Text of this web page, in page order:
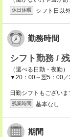
休日休暇 シフト日以
勤務時間
シフト勤務 /
（選べる日勤・夜勤）
▼20：00～翌5：00
日勤シフトもござい
残業時間 基本なし
期間